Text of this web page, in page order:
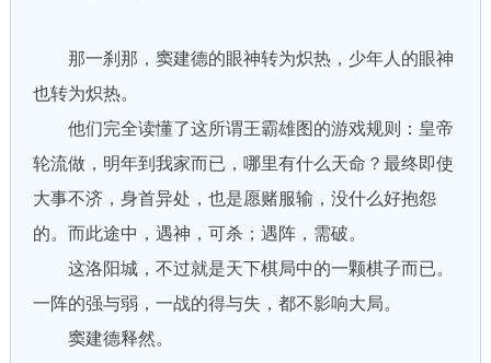
那一刹那，窦建德的眼神转为炽热，少年人的眼神
也转为炽热。
他们完全读懂了这所谓王霸雄图的游戏规则：皇帝
轮流做，明年到我家而已，哪里有什么天命？最终即使
大事不济，身首异处，也是愿赌服输，没什么好抱怨
的。而此途中，遇神，可杀；遇阵，需破。
这洛阳城，不过就是天下棋局中的一颗棋子而已。
一阵的强与弱，一战的得与失，都不影响大局。
窦建德释然。